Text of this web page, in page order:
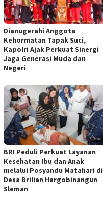
Dianugerahi Anggota
Kehormatan Tapak Suci,
Kapolri Ajak Perkuat Sinergi
Jaga Generasi Muda dan
Negeri
BRI Peduli Perkuat Layanan
Kesehatan Ibu dan Anak
melalui Posyandu Matahari di
Desa Brilian Hargobinangun
Sleman